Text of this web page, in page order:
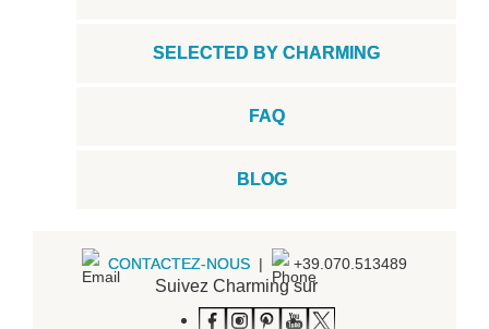
SELECTED BY CHARMING
FAQ
BLOG
CONTACTEZ-NOUS | +39.070.513489
Suivez Charming sur